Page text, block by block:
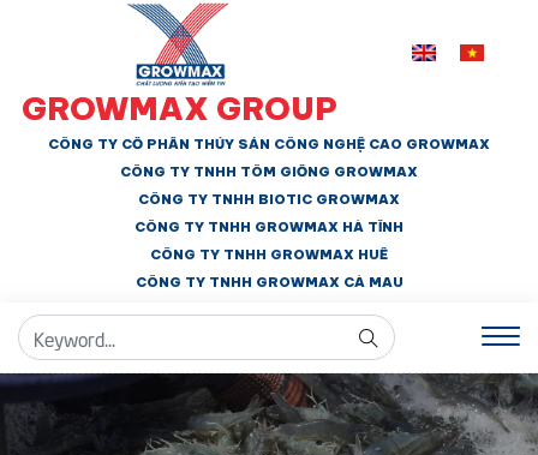
GROWMAX GROUP
CÔNG TY CỔ PHẦN THỦY SẢN CÔNG NGHỆ CAO GROWMAX
CÔNG TY TNHH TÔM GIỐNG GROWMAX
CÔNG TY TNHH BIOTIC GROWMAX
CÔNG TY TNHH GROWMAX HÀ TĨNH
CÔNG TY TNHH GROWMAX HUẾ
CÔNG TY TNHH GROWMAX CÀ MAU